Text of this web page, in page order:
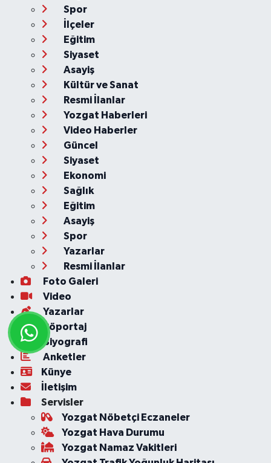
Spor
İlçeler
Eğitim
Siyaset
Asayiş
Kültür ve Sanat
Resmi İlanlar
Yozgat Haberleri
Video Haberler
Güncel
Siyaset
Ekonomi
Sağlık
Eğitim
Asayiş
Spor
Yazarlar
Resmi İlanlar
Foto Galeri
Video
Yazarlar
Röportaj
Biyografi
Anketler
Künye
İletişim
Servisler
Yozgat Nöbetçi Eczaneler
Yozgat Hava Durumu
Yozgat Namaz Vakitleri